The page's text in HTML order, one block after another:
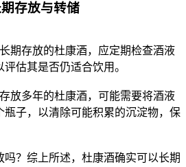
存放与转储
存放的杜康酒，应定期检查酒液
估其是否仍适合饮用。
多年的杜康酒，可能需要将酒液
瓶子，以清除可能积累的沉淀物，保
？综上所述，杜康酒确实可以长期